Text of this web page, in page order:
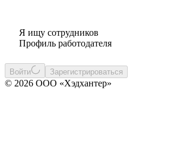
Я ищу сотрудников
Профиль работодателя
Войти Зарегистрироваться
© 2026 ООО «Хэдхантер»